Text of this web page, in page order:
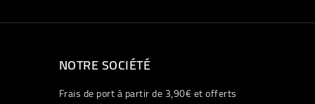
NOTRE SOCIÉTÉ
Frais de port à partir de 3,90€ et offerts